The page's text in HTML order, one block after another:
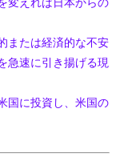
変えれば日本からの
または経済的な不安
急速に引き揚げる現
国に投資し、米国の